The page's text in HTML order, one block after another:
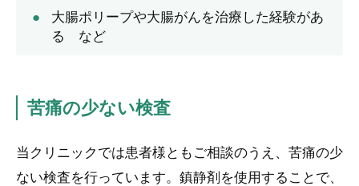
大腸ポリープや大腸がんを治療した経験があ
る など
苦痛の少ない検査
当クリニックでは患者様ともご相談のうえ、苦痛の少
ない検査を行っています。鎮静剤を使用することで、